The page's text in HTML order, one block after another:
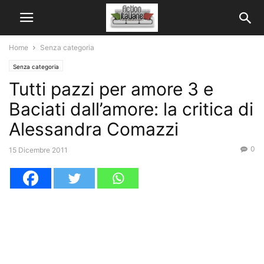
Home Senza categoria
Senza categoria
Tutti pazzi per amore 3 e
Baciati dall’amore: la critica di
Alessandra Comazzi
15 Dicembre 2011 0